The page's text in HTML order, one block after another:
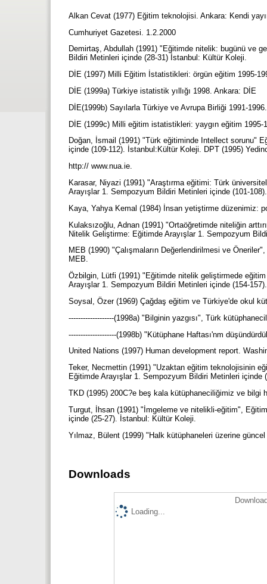
Alkan Cevat (1977) Eğitim teknolojisi. Ankara: Kendi
Cumhuriyet Gazetesi. 1.2.2000
Demirtaş, Abdullah (1991) "Eğitimde nitelik: bugünü ve
Bildiri Metinleri içinde (28-31) İstanbul: Kültür Koleji.
DİE (1997) Milli Eğitim İstatistikleri: örgün eğitim 1995-
DİE (1999a) Türkiye istatistik yıllığı 1998. Ankara: DİE
DİE(1999b) Sayılarla Türkiye ve Avrupa Birliği 1991-
DİE (1999c) Milli eğitim istatistikleri: yaygın eğitim
Doğan, İsmail (1991) "Türk eğitiminde Intellect sorunu"
içinde (109-112). İstanbul:Kültür Koleji. DPT (1995)
http:// www.nua.ie.
Karasar, Niyazi (1991) "Araştırma eğitimi: Türk
Arayışlar 1. Sempozyum Bildiri Metinleri içinde (101-
Kaya, Yahya Kemal (1984) İnsan yetiştirme düzenimiz:
Kulaksızoğlu, Adnan (1991) "Ortaöğretimde niteliğin
Nitelik Geliştirme: Eğitimde Arayışlar 1. Sempozyum
MEB (1990) "Çalışmaların Değerlendirilmesi ve
MEB.
Özbilgin, Lütfi (1991) "Eğitimde nitelik geliştirmede
Arayışlar 1. Sempozyum Bildiri Metinleri içinde (154-
Soysal, Özer (1969) Çağdaş eğitim ve Türkiye'de okul
-------------------(1998a) "Bilginin yazgısı", Türk
--------------------(1998b) "Kütüphane Haftası'nm
United Nations (1997) Human development report.
Teker, Necmettin (1991) "Uzaktan eğitim teknolojisinin
Eğitimde Arayışlar 1. Sempozyum Bildiri Metinleri
TKD (1995) 200C?e beş kala kütüphaneciliğimiz ve bilgi
Turgut, İhsan (1991) "İmgeleme ve nitelikli-eğitim",
içinde (25-27). İstanbul: Kültür Koleji.
Yılmaz, Bülent (1999) "Halk kütüphaneleri üzerine
Downloads
Loading...